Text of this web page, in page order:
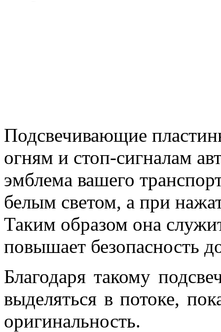
Подсвечивающие
огням и стоп-сигналам
эмблема вашего
белым светом, а при
Таким образом она
повышает безопасность
Благодаря такому
выделяться в потоке,
оригинальность.